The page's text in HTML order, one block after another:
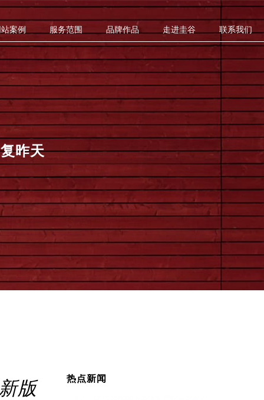
案例 服务范围 品牌作品 走进圭谷 联系我们
昨天
版 热点新闻